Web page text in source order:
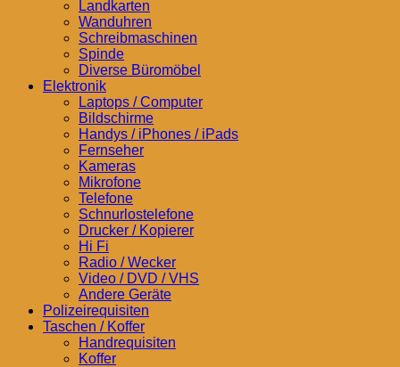
Landkarten
Wanduhren
Schreibmaschinen
Spinde
Diverse Büromöbel
Elektronik
Laptops / Computer
Bildschirme
Handys / iPhones / iPads
Fernseher
Kameras
Mikrofone
Telefone
Schnurlostelefone
Drucker / Kopierer
Hi Fi
Radio / Wecker
Video / DVD / VHS
Andere Geräte
Polizeirequisiten
Taschen / Koffer
Handrequisiten
Koffer